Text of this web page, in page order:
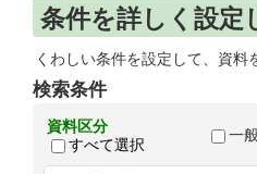
条件を詳しく設定
くわしい条件を設定して、資料
検索条件
資料区分
すべて選択
一